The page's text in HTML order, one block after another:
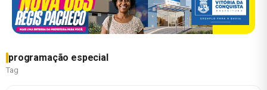
programação especial
Tag